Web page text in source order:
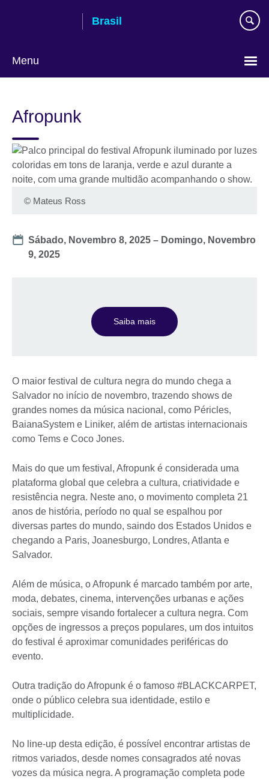
Brasil
Menu
language
Afropunk
© Mateus Ross
Date
Sábado, Novembro 8, 2025 – Domingo, Novembro
9, 2025
Saiba mais
O maior festival de cultura negra do mundo chega a
Salvador no início de novembro, trazendo shows de
grandes nomes da música nacional, como Péricles,
BaianaSystem e Liniker, além de artistas internacionais
como Tems e Coco Jones.
Mais do que um festival, Afropunk é considerada uma
plataforma global que celebra a cultura, criatividade e
resistência negra. Neste ano, o movimento completa 21
anos de história, período no qual se espalhou por
diversas partes do mundo, saindo dos Estados Unidos e
chegando a Paris, Joanesburgo, Londres, Atlanta e
Salvador.
Além de música, o Afropunk é marcado também por arte,
moda, debates, cinema, intervenções urbanas e ações
sociais, sempre visando fortalecer a cultura negra. Com
opções de ingressos a preços populares, um dos intuitos
do festival é aproximar comunidades periféricas do
evento.
Outra tradição do Afropunk é o famoso #BLACKCARPET,
onde o público celebra sua identidade, estilo e
multiplicidade.
No line-up desta edição, é possível encontrar artistas de
ritmos variados, desde nomes consagrados até novas
vozes da música negra. A programação completa pode